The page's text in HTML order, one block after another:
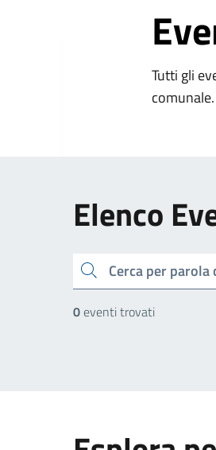
Tutti gli
comunale.
Elenco
cerca
0eventi trovati